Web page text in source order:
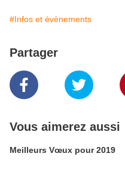
#Infos et évènements
Partager
Vous aimerez aussi
Meilleurs Vœux pour 2019